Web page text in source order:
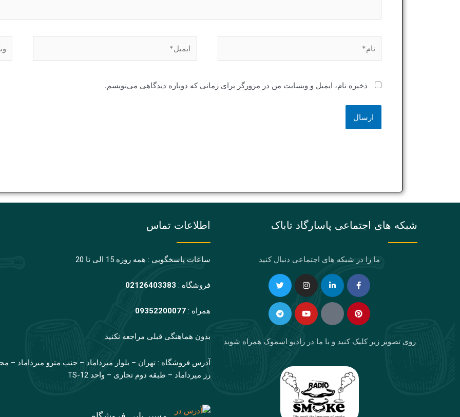
ذخیره نام، ایمیل و وبسایت من در مرورگر برای زمانی که دوباره دیدگاهی می‌نویسم.
شبکه های اجتماعی پاسارگاد تاباک
ما را در شبکه های اجتماعی دنبال کنید
Facebook-
f
Linkedin-
in
Instagram
Twitter Pinterest
Eaparat
Youtube
Telegram
روی تصویر زیر کلیک کنید و با ما در رادیو اسموک همراه شوید
اطلاعات تماس
ساعات پاسخگویی : همه روزه 15 الی تا 20
فروشگاه : 02126403383
همراه :09352200077
بدون هماهنگی قبلی مراجعه نکنید
آدرس فروشگاه : تهران – بلوار میرداماد – جنب مترو میرداماد –
رز میرداماد – طبقه دوم تجاری – واحد TS-12